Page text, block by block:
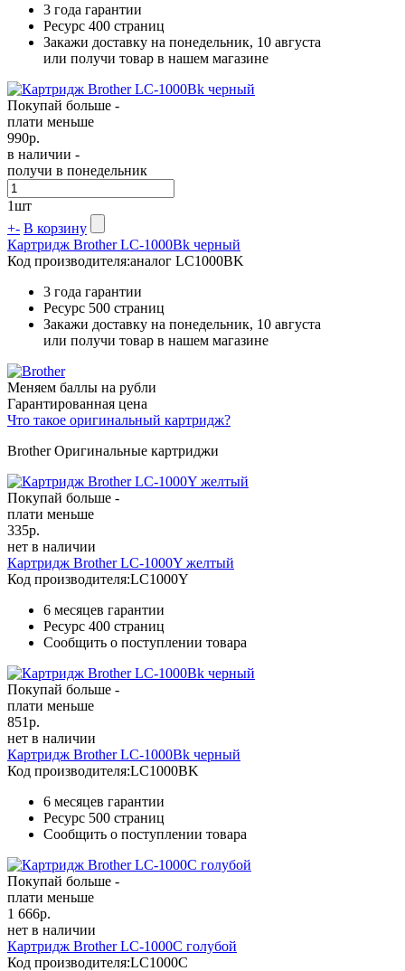
3 года гарантии
Ресурс 400 страниц
Закажи доставку на понедельник, 10 августа
или получи товар в нашем магазине
Покупай больше -
плати меньше
990р.
в наличии -
получи в понедельник
1шт
+- В корзину
Картридж Brother LC-1000Bk черный
Код производителя:аналог LC1000BK
3 года гарантии
Ресурс 500 страниц
Закажи доставку на понедельник, 10 августа
или получи товар в нашем магазине
Меняем баллы на рубли
Гарантированная цена
Что такое оригинальный картридж?
Brother Оригинальные картриджи
Покупай больше -
плати меньше
335р.
нет в наличии
Картридж Brother LC-1000Y желтый
Код производителя:LC1000Y
6 месяцев гарантии
Ресурс 400 страниц
Сообщить о поступлении товара
Покупай больше -
плати меньше
851р.
нет в наличии
Картридж Brother LC-1000Bk черный
Код производителя:LC1000BK
6 месяцев гарантии
Ресурс 500 страниц
Сообщить о поступлении товара
Покупай больше -
плати меньше
1 666р.
нет в наличии
Картридж Brother LC-1000C голубой
Код производителя:LC1000C